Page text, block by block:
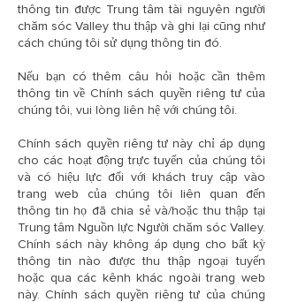
thông tin được Trung tâm tài nguyên người
chăm sóc Valley thu thập và ghi lại cũng như
cách chúng tôi sử dụng thông tin đó.
Nếu bạn có thêm câu hỏi hoặc cần thêm
thông tin về Chính sách quyền riêng tư của
chúng tôi, vui lòng liên hệ với chúng tôi.
Chính sách quyền riêng tư này chỉ áp dụng
cho các hoạt động trực tuyến của chúng tôi
và có hiệu lực đối với khách truy cập vào
trang web của chúng tôi liên quan đến
thông tin họ đã chia sẻ và/hoặc thu thập tại
Trung tâm Nguồn lực Người chăm sóc Valley.
Chính sách này không áp dụng cho bất kỳ
thông tin nào được thu thập ngoại tuyến
hoặc qua các kênh khác ngoài trang web
này. Chính sách quyền riêng tư của chúng